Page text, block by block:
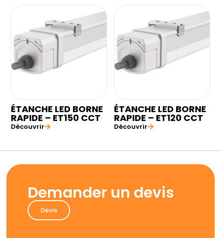
ÉTANCHE LED BORNE
RAPIDE – ET150 CCT
Découvrir
ÉTANCHE LED BORNE
RAPIDE – ET120 CCT
Découvrir
Demander un devis
Devis